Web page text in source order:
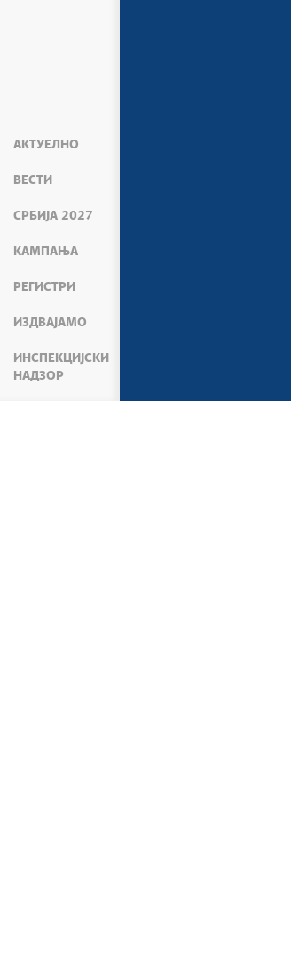
АКТУЕЛНО
ВЕСТИ
СРБИЈА 2027
КАМПАЊА
РЕГИСТРИ
ИЗДВАЈАМО
ИНСПЕКЦИЈСКИ
НАДЗОР